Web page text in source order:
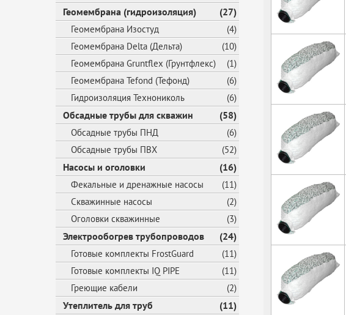
Геомембрана (гидроизоляция) (27)
Геомембрана Изостуд
(4)
Геомембрана Delta (Дельта)
(10)
Геомембрана Gruntflex (Грунтфлекс)
(1)
Геомембрана Tefond (Тефонд)
(6)
Гидроизоляция Технониколь
(6)
Обсадные трубы для скважин (58)
Обсадные трубы ПНД
(6)
Обсадные трубы ПВХ
(52)
Насосы и оголовки (16)
Фекальные и дренажные насосы
(11)
Скважинные насосы
(2)
Оголовки скважинные
(3)
Электрообогрев трубопроводов (24)
Готовые комплекты FrostGuard
(11)
Готовые комплекты IQ PIPE
(11)
Греющие кабели
(2)
Утеплитель для труб (11)